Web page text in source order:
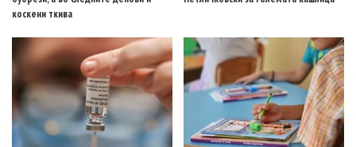
коскени ткива